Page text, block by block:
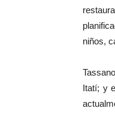
niños,
Itatí; y